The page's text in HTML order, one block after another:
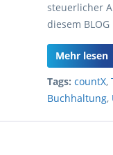
steuerlicher
diesem
Mehr lesen
Tags: countX,
Buchhaltung,